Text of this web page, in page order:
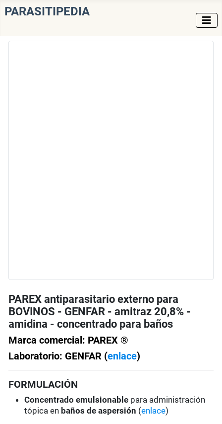
PARASITIPEDIA
PAREX antiparasitario externo para
BOVINOS - GENFAR - amitraz 20,8% -
amidina - concentrado para baños
Marca comercial: PAREX ®
Laboratorio: GENFAR (enlace)
FORMULACIÓN
Concentrado emulsionable para administración
tópica en baños de aspersión (enlace)